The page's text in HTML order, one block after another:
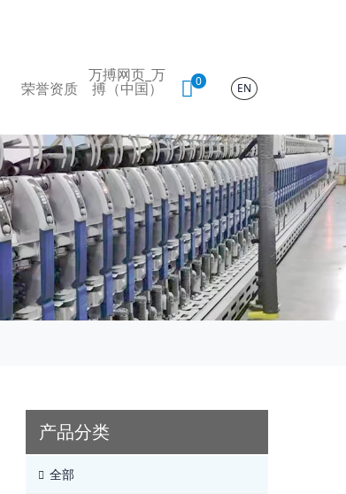
荣誉资质
万搏网页_万
搏（中国） 0 EN
产品分类
全部